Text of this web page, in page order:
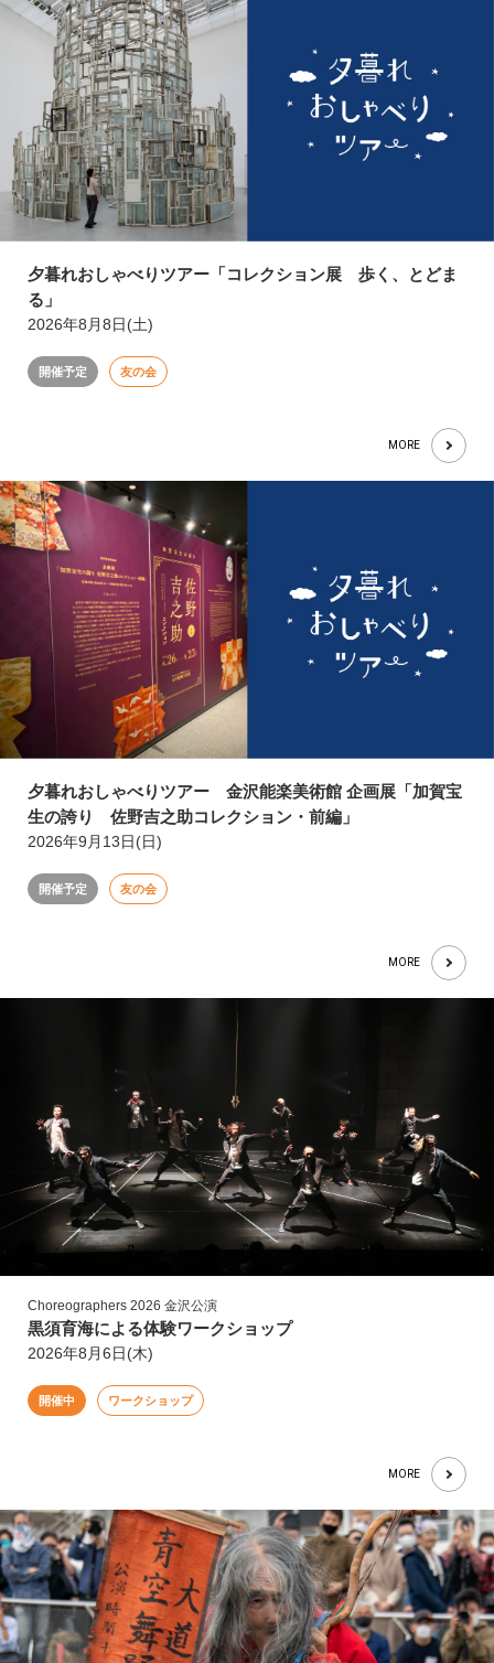
夕暮れおしゃべりツアー「コレクション展 歩く、とどま
る」
2026年8月8日(土)
開催予定 友の会
MORE
夕暮れおしゃべりツアー 金沢能楽美術館 企画展「加賀宝
生の誇り 佐野吉之助コレクション・前編」
2026年9月13日(日)
開催予定 友の会
MORE
Choreographers 2026 金沢公演
黒須育海による体験ワークショップ
2026年8月6日(木)
開催中 ワークショップ
MORE